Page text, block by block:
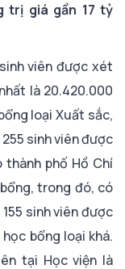
trị giá gần 17 tỷ
viên được xét
là 20.420.000
loại Xuất sắc,
sinh viên được
phố Hồ Chí
trong đó, có
sinh viên được
bổng loại khá.
tại Học viện là